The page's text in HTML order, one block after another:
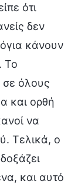
ότι
δεν
κάνουν
Το
σε όλους
και ορθή
να
Τελικά, ο
και αυτό